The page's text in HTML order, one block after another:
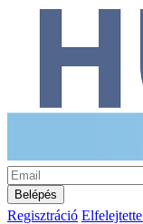
Belépés
Regisztráció